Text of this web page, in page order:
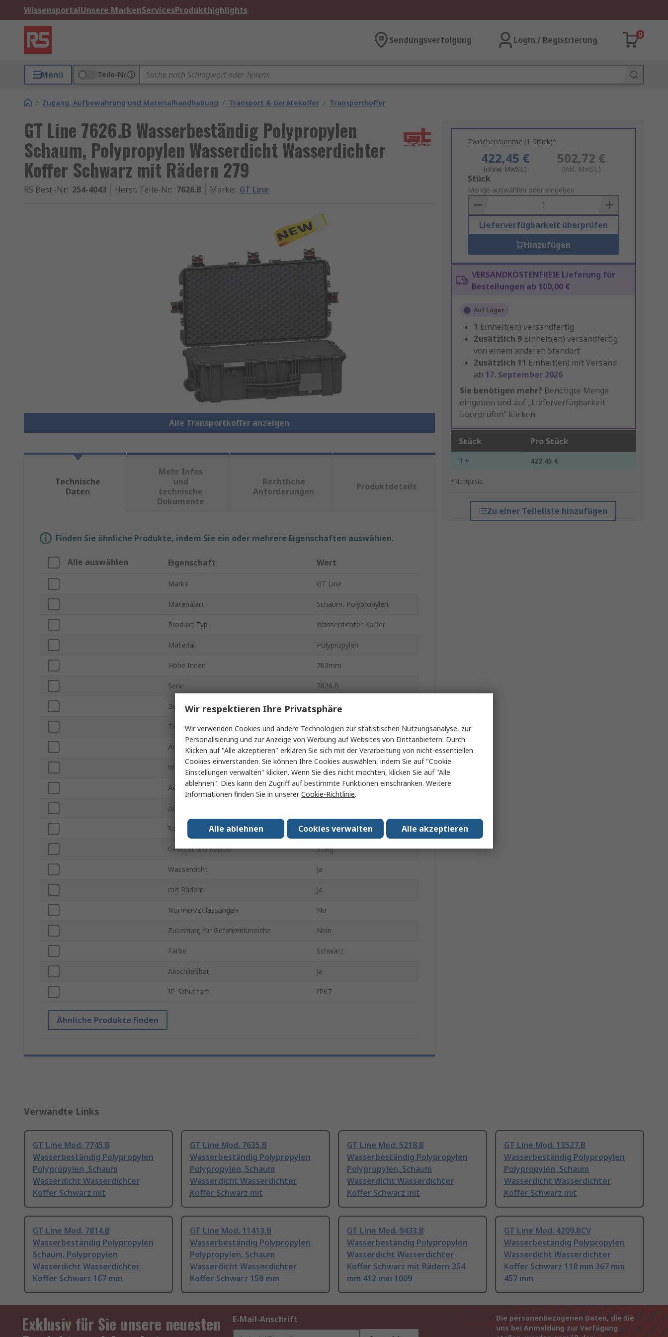
WissensportalUnsere MarkenServicesProdukthighlights
Sendungsverfolgung Login / Registrierung
0
Menü Teile-Nr.
/ Zugang, Aufbewahrung und Materialhandhabung / Transport & Gerätekoffer / Transportkoffer
GT Line 7626.B Wasserbeständig Polypropylen
Schaum, Polypropylen Wasserdicht Wasserdichter
Koffer Schwarz mit Rädern 279
RS Best.-Nr.: 254-4043 Herst. Teile-Nr.: 7626.B Marke: GT Line
Alle Transportkoffer anzeigen
Zwischensumme (1 Stück)*
422,45 €
(ohne MwSt.)
502,72 €
(inkl. MwSt.)
Add
to
Basket
Stück
Menge auswählen oder eingeben
Lieferverfügbarkeit überprüfen
Hinzufügen
VERSANDKOSTENFREIE Lieferung für
Bestellungen ab 100,00 €
Auf Lager
1 Einheit(en) versandfertig
Zusätzlich 9 Einheit(en) versandfertig
von einem anderen Standort
Zusätzlich 11 Einheit(en) mit Versand
ab 17. September 2026
Sie benötigen mehr? Benötigte Menge
eingeben und auf „Lieferverfügbarkeit
überprüfen“ klicken.
Stück Pro Stück
1 + 422,45 €
*Richtpreis
Zu einer Teileliste hinzufügen
Technische
Daten
Mehr Infos
und
technische
Dokumente
Rechtliche
Anforderungen
Produktdetails
Finden Sie ähnliche Produkte, indem Sie ein oder mehrere Eigenschaften auswählen.
Alle auswählen Eigenschaft Wert
Marke GT Line
Materialart Schaum, Polypropylen
Produkt Typ Wasserdichter Koffer
Material Polypropylen
Höhe Innen 763mm
Serie 7626.B
Breite Innen 399mm
Tiefe Innen 260mm
Äußere Höhe 832mm
Wasserdicht/Wasserbeständig
Äußere Tiefe 279mm
Äußere Breite
Schaumstoff Ja
Gewicht pro Karton 9.5kg
Wasserdicht Ja
mit Rädern Ja
Normen/Zulassungen No
Zulassung für Gefahrenbereiche Nein
Farbe Schwarz
Abschließbar Ja
IP-Schutzart IP67
Ähnliche Produkte finden
Verwandte Links
GT Line Mod. 7745.B
Wasserbeständig Polypropylen
Polypropylen, Schaum
Wasserdicht Wasserdichter
Koffer Schwarz mit
GT Line Mod. 7635.B
Wasserbeständig Polypropylen
Polypropylen, Schaum
Wasserdicht Wasserdichter
Koffer Schwarz mit
GT Line Mod. 5218.B
Wasserbeständig Polypropylen
Polypropylen, Schaum
Wasserdicht Wasserdichter
Koffer Schwarz mit
GT Line Mod. 13527.B
Wasserbeständig Polypropylen
Polypropylen, Schaum
Wasserdicht Wasserdichter
Koffer Schwarz mit
GT Line Mod. 7814.B
Wasserbeständig Polypropylen
Schaum, Polypropylen
Wasserdicht Wasserdichter
Koffer Schwarz 167 mm
GT Line Mod. 11413.B
Wasserbeständig Polypropylen
Polypropylen, Schaum
Wasserdicht Wasserdichter
Koffer Schwarz 159 mm
GT Line Mod. 9433.B
Wasserbeständig Polypropylen
Wasserdicht Wasserdichter
Koffer Schwarz mit Rädern 354
mm 412 mm 1009
GT Line Mod. 4209.BCV
Wasserbeständig Polypropylen
Wasserdicht Wasserdichter
Koffer Schwarz 118 mm 367 mm
457 mm
Exklusiv für Sie unsere neuesten
E-Mail-Anschrift
Die personenbezogenen Daten, die Sie
uns bei Anmeldung zur Verfügung
Wir respektieren Ihre Privatsphäre
Wir verwenden Cookies und andere Technologien zur statistischen Nutzungsanalyse, zur
Personalisierung und zur Anzeige von Werbung auf Websites von Drittanbietern. Durch
Klicken auf "Alle akzeptieren" erklären Sie sich mit der Verarbeitung von nicht-essentiellen
Cookies einverstanden. Sie können Ihre Cookies auswählen, indem Sie auf "Cookie
Einstellungen verwalten" klicken. Wenn Sie dies nicht möchten, klicken Sie auf "Alle
ablehnen". Dies kann den Zugriff auf bestimmte Funktionen einschränken. Weitere
Informationen finden Sie in unsererCookie-Richtlinie.
Alle akzeptieren
Cookies verwalten
Alle ablehnen